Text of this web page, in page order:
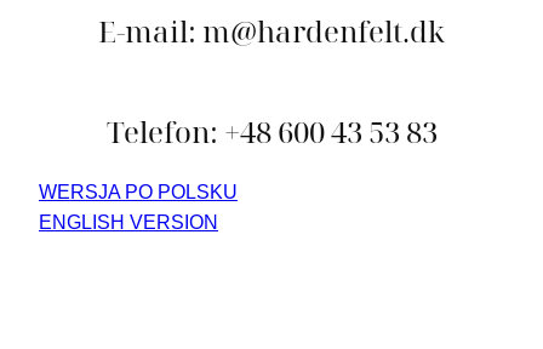
E-mail: m@hardenfelt.dk
Telefon: +48 600 43 53 83
WERSJA PO POLSKU
ENGLISH VERSION